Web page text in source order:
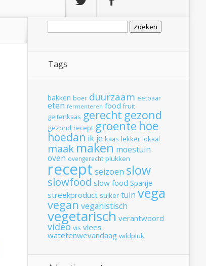
Zoeken
Tags
bakken boer duurzaam eetbaar
eten fermenteren food fruit
geitenkaas gerecht gezond
gezond recept groente hoe
hoedan ik je kaas lekker lokaal
maak maken moestuin
oven ovengerecht plukken
recept seizoen slow
slowfood slow food Spanje
streekproduct suiker tuin vega
vegan veganistisch
vegetarisch verantwoord
video vis vlees
watetenwevandaag wildpluk